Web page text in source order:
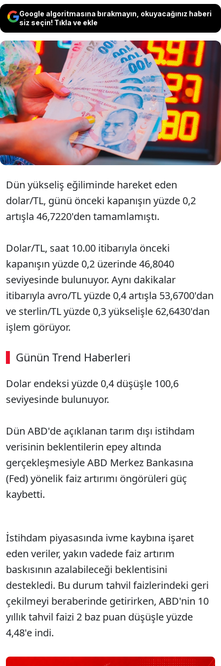
Google algoritmasına bırakmayın, okuyacağınız haberi
siz seçin! Tıkla ve ekle
Döviz kurları haftanın son işlem gününde
yükselişe geçti. Dolar/TL, güne yükselişle
başlamasının ardından 46,80 seviyesine
yükselerek rekor tazeledi.
Dün yükseliş eğiliminde hareket eden
dolar/TL, günü önceki kapanışın yüzde 0,2
artışla 46,7220'den tamamlamıştı.
Dolar/TL, saat 10.00 itibarıyla önceki
kapanışın yüzde 0,2 üzerinde 46,8040
seviyesinde bulunuyor. Aynı dakikalar
itibarıyla avro/TL yüzde 0,4 artışla 53,6700'dan
ve sterlin/TL yüzde 0,3 yükselişle 62,6430'dan
işlem görüyor.
Günün Trend Haberleri
00:02 / 08:06
Dolar endeksi yüzde 0,4 düşüşle 100,6
seviyesinde bulunuyor.
Dün ABD'de açıklanan tarım dışı istihdam
verisinin beklentilerin epey altında
gerçekleşmesiyle ABD Merkez Bankasına
(Fed) yönelik faiz artırımı öngörüleri güç
kaybetti.
İstihdam piyasasında ivme kaybına işaret
eden veriler, yakın vadede faiz artırım
baskısının azalabileceği beklentisini
destekledi. Bu durum tahvil faizlerindeki geri
çekilmeyi beraberinde getirirken, ABD'nin 10
yıllık tahvil faizi 2 baz puan düşüşle yüzde
4,48'e indi.